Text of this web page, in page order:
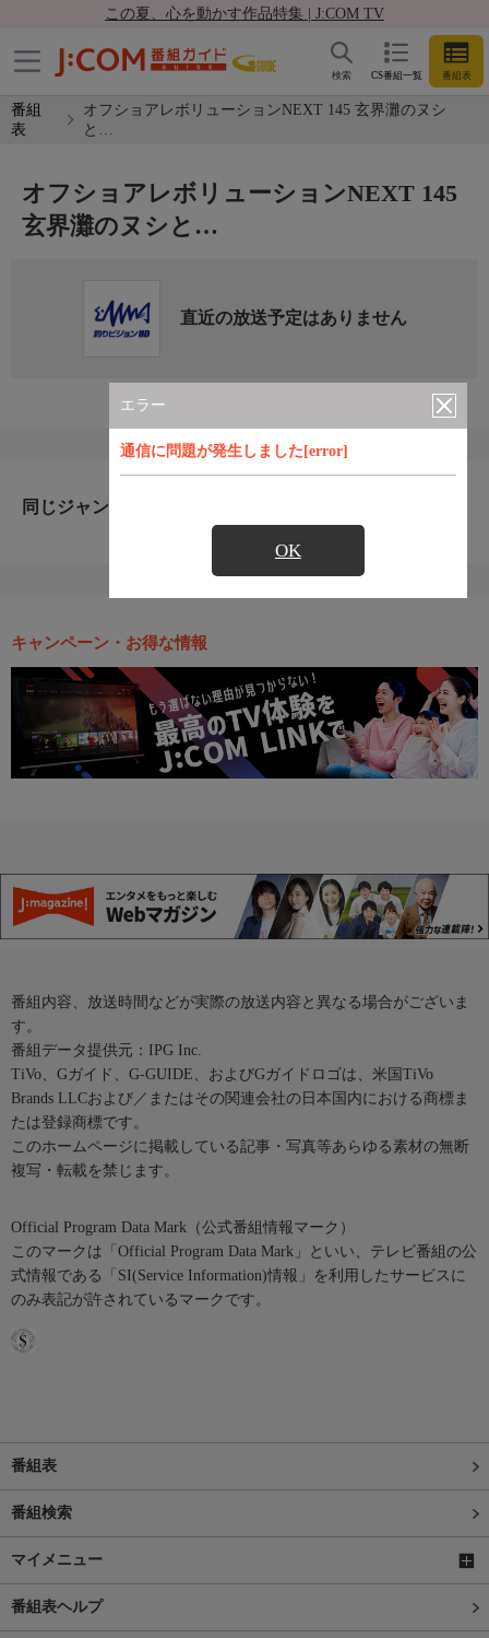
この夏、心を動かす作品特集 | J:COM TV
CS番組一覧 番組表
検索
番組
表
オフショアレボリューションNEXT 145 玄界灘のヌシ
と…
エラー
通信に問題が発生しました[error]
OK
オフショアレボリューションNEXT 145
玄界灘のヌシと…
直近の放送予定はありません
同じジャンルのおすすめ番組
キャンペーン・お得な情報
番組内容、放送時間などが実際の放送内容と異なる場合がございま
す。
番組データ提供元：IPG Inc.
TiVo、Gガイド、G-GUIDE、およびGガイドロゴは、米国TiVo
Brands LLCおよび／またはその関連会社の日本国内における商標ま
たは登録商標です。
このホームページに掲載している記事・写真等あらゆる素材の無断
複写・転載を禁じます。
Official Program Data Mark（公式番組情報マーク）
このマークは「Official Program Data Mark」といい、テレビ番組の公
式情報である「SI(Service Information)情報」を利用したサービスに
のみ表記が許されているマークです。
番組表
番組検索
マイメニュー
番組表ヘルプ